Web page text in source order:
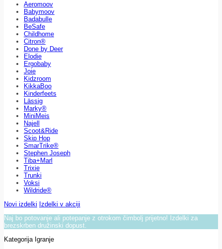
Aeromoov
Babymoov
Badabulle
BeSafe
Childhome
Citron®
Done by Deer
Elodie
Ergobaby
Joie
Kidzroom
KikkaBoo
Kinderfeets
Lässig
Marky®
MiniMeis
Najell
Scoot&Ride
Skip Hop
SmarTrike®
Stephen Joseph
Tiba+Marl
Trixie
Trunki
Voksi
Wildride®
Novi izdelki Izdelki v akciji
Naj bo potovanje ali potepanje z otrokom čimbolj prijetno! Izdelki za
brezskrben družinski dopust.
Kategorija Igranje